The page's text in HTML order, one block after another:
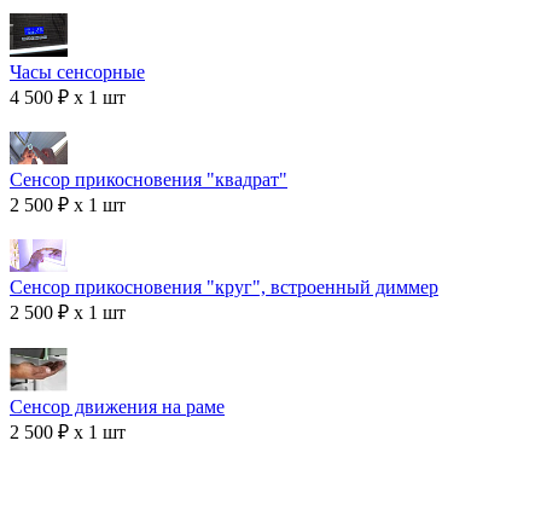
Часы сенсорные
4 500 ₽ x 1 шт
Сенсор прикосновения "квадрат"
2 500 ₽ x 1 шт
Сенсор прикосновения "круг", встроенный диммер
2 500 ₽ x 1 шт
Сенсор движения на раме
2 500 ₽ x 1 шт